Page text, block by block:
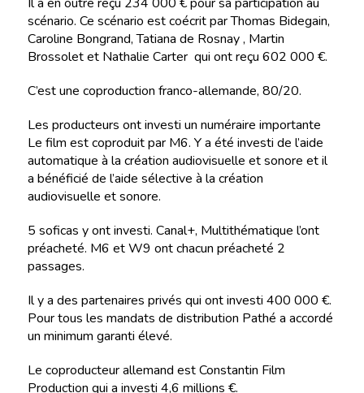
scénario. Ce scénario est coécrit par Thomas Bidegain,
Caroline Bongrand, Tatiana de Rosnay , Martin
Brossolet et Nathalie Carter qui ont reçu 602 000 €.
C’est une coproduction franco-allemande, 80/20.
Les producteurs ont investi un numéraire importante
Le film est coproduit par M6. Y a été investi de l’aide
automatique à la création audiovisuelle et sonore et il
a bénéficié de l’aide sélective à la création
audiovisuelle et sonore.
5 soficas y ont investi. Canal+, Multithématique l’ont
préacheté. M6 et W9 ont chacun préacheté 2
passages.
Il y a des partenaires privés qui ont investi 400 000 €.
Pour tous les mandats de distribution Pathé a accordé
un minimum garanti élevé.
Le coproducteur allemand est Constantin Film
Production qui a investi 4,6 millions €.